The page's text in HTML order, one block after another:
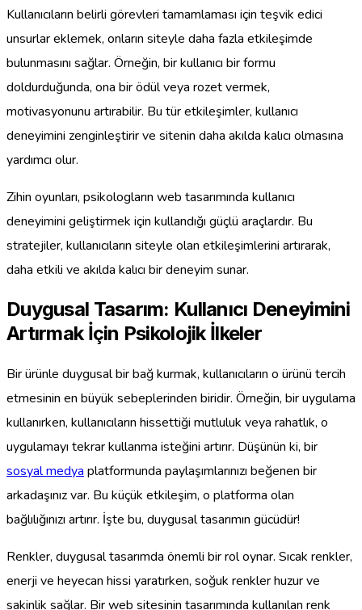
Kullanıcıların belirli görevleri tamamlaması için teşvik edici
unsurlar eklemek, onların siteyle daha fazla etkileşimde
bulunmasını sağlar. Örneğin, bir kullanıcı bir formu
doldurduğunda, ona bir ödül veya rozet vermek,
motivasyonunu artırabilir. Bu tür etkileşimler, kullanıcı
deneyimini zenginleştirir ve sitenin daha akılda kalıcı olmasına
yardımcı olur.
Zihin oyunları, psikologların web tasarımında kullanıcı
deneyimini geliştirmek için kullandığı güçlü araçlardır. Bu
stratejiler, kullanıcıların siteyle olan etkileşimlerini artırarak,
daha etkili ve akılda kalıcı bir deneyim sunar.
Duygusal Tasarım: Kullanıcı Deneyimini
Artırmak İçin Psikolojik İlkeler
Bir ürünle duygusal bir bağ kurmak, kullanıcıların o ürünü tercih
etmesinin en büyük sebeplerinden biridir. Örneğin, bir uygulama
kullanırken, kullanıcıların hissettiği mutluluk veya rahatlık, o
uygulamayı tekrar kullanma isteğini artırır. Düşünün ki, bir
sosyal medya platformunda paylaşımlarınızı beğenen bir
arkadaşınız var. Bu küçük etkileşim, o platforma olan
bağlılığınızı artırır. İşte bu, duygusal tasarımın gücüdür!
Renkler, duygusal tasarımda önemli bir rol oynar. Sıcak renkler,
enerji ve heyecan hissi yaratırken, soğuk renkler huzur ve
sakinlik sağlar. Bir web sitesinin tasarımında kullanılan renk